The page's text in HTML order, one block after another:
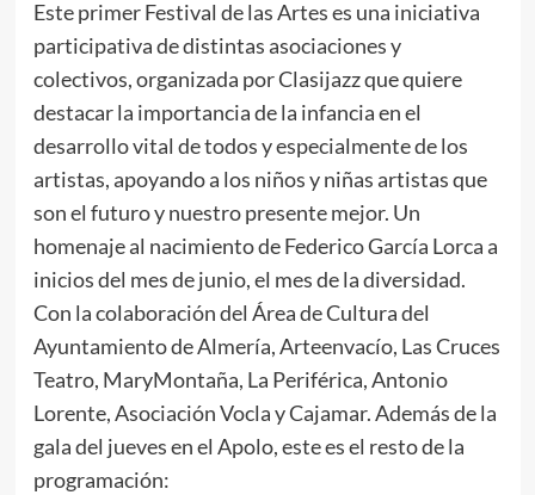
Este primer Festival de las Artes es una iniciativa
participativa de distintas asociaciones y
colectivos, organizada por Clasijazz que quiere
destacar la importancia de la infancia en el
desarrollo vital de todos y especialmente de los
artistas, apoyando a los niños y niñas artistas que
son el futuro y nuestro presente mejor. Un
homenaje al nacimiento de Federico García Lorca a
inicios del mes de junio, el mes de la diversidad.
Con la colaboración del Área de Cultura del
Ayuntamiento de Almería, Arteenvacío, Las Cruces
Teatro, MaryMontaña, La Periférica, Antonio
Lorente, Asociación Vocla y Cajamar. Además de la
gala del jueves en el Apolo, este es el resto de la
programación: